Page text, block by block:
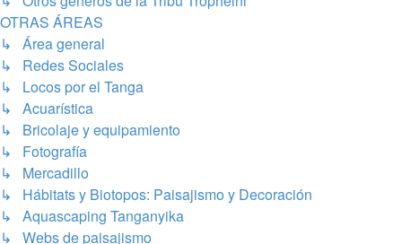
OTRAS ÁREAS
↳ Área general
↳ Redes Sociales
↳ Locos por el Tanga
↳ Acuarística
↳ Bricolaje y equipamiento
↳ Fotografía
↳ Mercadillo
↳ Hábitats y Biotopos: Paisajismo y Decoración
↳ Aquascaping Tanganyika
↳ Webs de paisajismo